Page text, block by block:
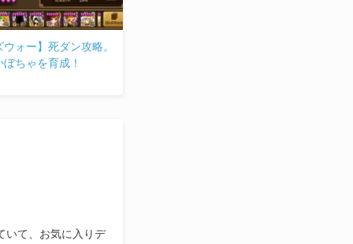
ウォー】死ダン攻略。
ちゃを育成！
いて、お気に入りデ